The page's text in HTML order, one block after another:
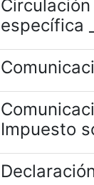
específica
Impuesto